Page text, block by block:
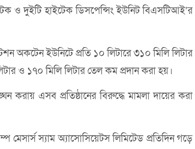
ও দুইটি হাইটেক ডিসপেন্সিং ইউনিট বিএসটিআই’র
অকটেন ইউনিটে প্রতি ১০ লিটারে ৩১০ মিলি লিটার
ও ১৭০ মিলি লিটার তেল কম প্রদান করা হয়।
এসব প্রতিষ্ঠানের বিরুদ্ধে মামলা দায়ের করা
স্যাম অ্যাসোসিয়েটস লিমিটেড প্রতিদিন গড়ে